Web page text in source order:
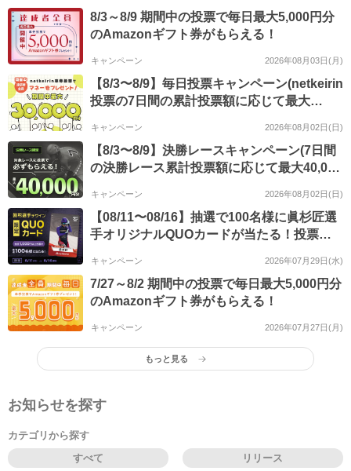
キャンペーン 2026年08月03日(月)
8/3～8/9 期間中の投票で毎日最大5,000円分
のAmazonギフト券がもらえる！
キャンペーン 2026年08月02日(日)
【8/3〜8/9】毎日投票キャンペーン(netkeirin
投票の7日間の累計投票額に応じて最大
キャンペーン 2026年08月02日(日)
【8/3〜8/9】決勝レースキャンペーン(7日間
の決勝レース累計投票額に応じて最大40,000
キャンペーン 2026年07月29日(水)
【08/11〜08/16】抽選で100名様に眞杉匠選
手オリジナルQUOカードが当たる！投票キ
キャンペーン 2026年07月27日(月)
7/27～8/2 期間中の投票で毎日最大5,000円分
のAmazonギフト券がもらえる！
もっと見る
お知らせを探す
カテゴリから探す
すべて
リリース